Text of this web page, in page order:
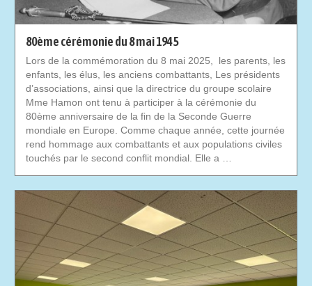
80ème cérémonie du 8 mai 1945
Lors de la commémoration du 8 mai 2025, les parents, les
enfants, les élus, les anciens combattants, Les présidents
d’associations, ainsi que la directrice du groupe scolaire
Mme Hamon ont tenu à participer à la cérémonie du
80ème anniversaire de la fin de la Seconde Guerre
mondiale en Europe. Comme chaque année, cette journée
rend hommage aux combattants et aux populations civiles
touchés par le second conflit mondial. Elle a …